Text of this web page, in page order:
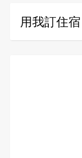
用我訂住宿